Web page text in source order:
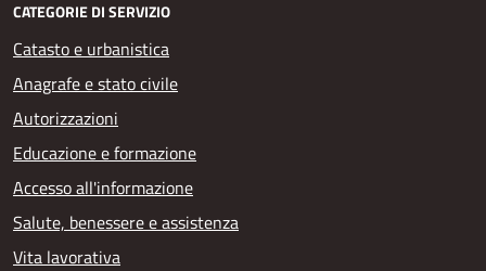
CATEGORIE DI SERVIZIO
Catasto e urbanistica
Anagrafe e stato civile
Autorizzazioni
Educazione e formazione
Accesso all'informazione
Salute, benessere e assistenza
Vita lavorativa